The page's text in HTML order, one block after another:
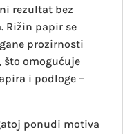
rezultat bez
Rižin papir se
prozirnosti
što omogućuje
i podloge –
ponudi motiva